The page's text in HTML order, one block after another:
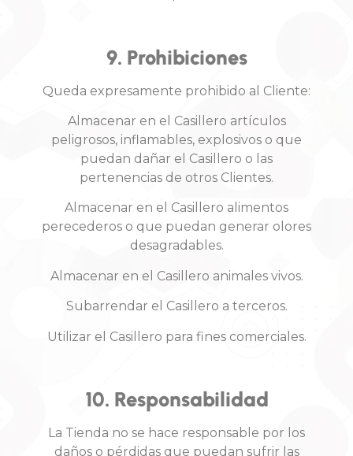
9. Prohibiciones
Queda expresamente prohibido al Cliente:
Almacenar en el Casillero artículos
peligrosos, inflamables, explosivos o que
puedan dañar el Casillero o las
pertenencias de otros Clientes.
Almacenar en el Casillero alimentos
perecederos o que puedan generar olores
desagradables.
Almacenar en el Casillero animales vivos.
Subarrendar el Casillero a terceros.
Utilizar el Casillero para fines comerciales.
10. Responsabilidad
La Tienda no se hace responsable por los
daños o pérdidas que puedan sufrir las